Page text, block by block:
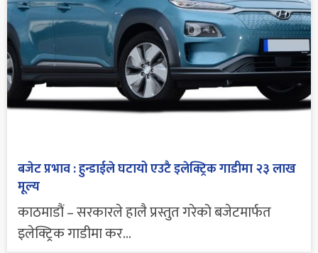
बजेट प्रभाव : हुन्डाईले घटायो एउटै इलेक्ट्रिक गाडीमा २३ लाख
मूल्य
काठमाडौं – सरकारले हालै प्रस्तुत गरेको बजेटमार्फत
इलेक्ट्रिक गाडीमा कर...